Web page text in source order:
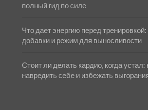
полный гид по силе
Что дает энергию перед тренировкой:
добавки и режим для выносливости
Стоит ли делать кардио, когда устал:
навредить себе и избежать